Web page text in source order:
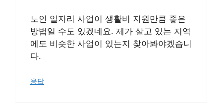
노인 일자리 사업이 생활비 지원만큼 좋은
방법일 수도 있겠네요. 제가 살고 있는 지역
에도 비슷한 사업이 있는지 찾아봐야겠습니
다.
응답